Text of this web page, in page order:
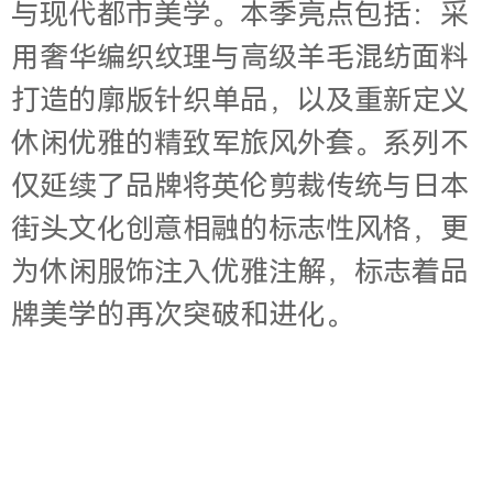
与现代都市美学。本季亮点包括：采
用奢华编织纹理与高级羊毛混纺面料
打造的廓版针织单品，以及重新定义
休闲优雅的精致军旅风外套。系列不
仅延续了品牌将英伦剪裁传统与日本
街头文化创意相融的标志性风格，更
为休闲服饰注入优雅注解，标志着品
牌美学的再次突破和进化。